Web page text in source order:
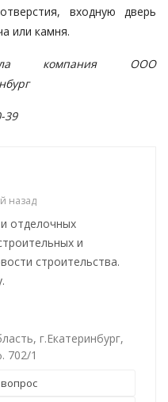
входную дверь
или камня.
компания ООО
39
назад
отделочных
и
строительства.
г.Екатеринбург,
702/1